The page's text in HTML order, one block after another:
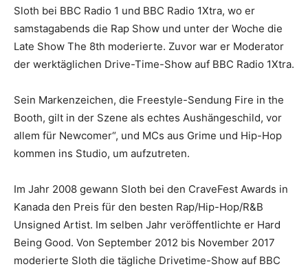
Sloth bei BBC Radio 1 und BBC Radio 1Xtra, wo er
samstagabends die Rap Show und unter der Woche die
Late Show The 8th moderierte. Zuvor war er Moderator
der werktäglichen Drive-Time-Show auf BBC Radio 1Xtra.
Sein Markenzeichen, die Freestyle-Sendung Fire in the
Booth, gilt in der Szene als echtes Aushängeschild, vor
allem für Newcomer“, und MCs aus Grime und Hip-Hop
kommen ins Studio, um aufzutreten.
Im Jahr 2008 gewann Sloth bei den CraveFest Awards in
Kanada den Preis für den besten Rap/Hip-Hop/R&B
Unsigned Artist. Im selben Jahr veröffentlichte er Hard
Being Good. Von September 2012 bis November 2017
moderierte Sloth die tägliche Drivetime-Show auf BBC